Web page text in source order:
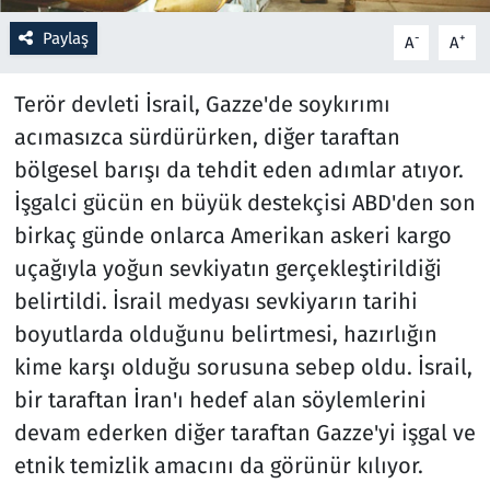
Paylaş A- A+
Terör devleti İsrail, Gazze'de soykırımı
acımasızca sürdürürken, diğer taraftan
bölgesel barışı da tehdit eden adımlar atıyor.
İşgalci gücün en büyük destekçisi ABD'den son
birkaç günde onlarca Amerikan askeri kargo
uçağıyla yoğun sevkiyatın gerçekleştirildiği
belirtildi. İsrail medyası sevkiyarın tarihi
boyutlarda olduğunu belirtmesi, hazırlığın
kime karşı olduğu sorusuna sebep oldu. İsrail,
bir taraftan İran'ı hedef alan söylemlerini
devam ederken diğer taraftan Gazze'yi işgal ve
etnik temizlik amacını da görünür kılıyor.
Seçim 2023
Teknoloji ve Bilim
Televizyon